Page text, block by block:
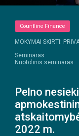
Countline Finance
MOKYMAI SKIRTI:
Seminaras.
Nuotolinis seminaras.
Pelno
2022 m.